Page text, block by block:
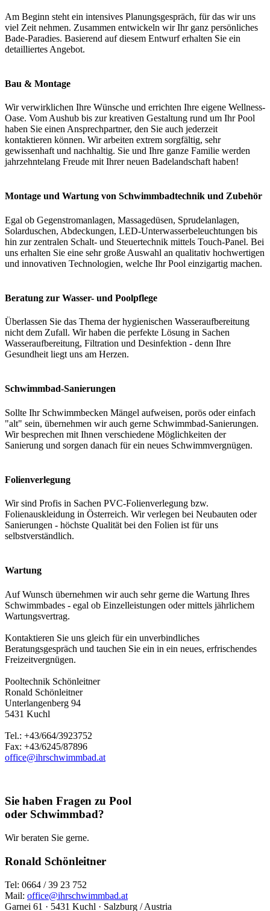
Am Beginn steht ein intensives Planungsgespräch, für das wir uns
viel Zeit nehmen. Zusammen entwickeln wir Ihr ganz persönliches
Bade-Paradies. Basierend auf diesem Entwurf erhalten Sie ein
detailliertes Angebot.
Bau & Montage
Wir verwirklichen Ihre Wünsche und errichten Ihre eigene Wellness-
Oase. Vom Aushub bis zur kreativen Gestaltung rund um Ihr Pool
haben Sie einen Ansprechpartner, den Sie auch jederzeit
kontaktieren können. Wir arbeiten extrem sorgfältig, sehr
gewissenhaft und nachhaltig. Sie und Ihre ganze Familie werden
jahrzehntelang Freude mit Ihrer neuen Badelandschaft haben!
Montage und Wartung von Schwimmbadtechnik und Zubehör
Egal ob Gegenstromanlagen, Massagedüsen, Sprudelanlagen,
Solarduschen, Abdeckungen, LED-Unterwasserbeleuchtungen bis
hin zur zentralen Schalt- und Steuertechnik mittels Touch-Panel. Bei
uns erhalten Sie eine sehr große Auswahl an qualitativ hochwertigen
und innovativen Technologien, welche Ihr Pool einzigartig machen.
Beratung zur Wasser- und Poolpflege
Überlassen Sie das Thema der hygienischen Wasseraufbereitung
nicht dem Zufall. Wir haben die perfekte Lösung in Sachen
Wasseraufbereitung, Filtration und Desinfektion - denn Ihre
Gesundheit liegt uns am Herzen.
Schwimmbad-Sanierungen
Sollte Ihr Schwimmbecken Mängel aufweisen, porös oder einfach
"alt" sein, übernehmen wir auch gerne Schwimmbad-Sanierungen.
Wir besprechen mit Ihnen verschiedene Möglichkeiten der
Sanierung und sorgen danach für ein neues Schwimmvergnügen.
Folienverlegung
Wir sind Profis in Sachen PVC-Folienverlegung bzw.
Folienauskleidung in Österreich. Wir verlegen bei Neubauten oder
Sanierungen - höchste Qualität bei den Folien ist für uns
selbstverständlich.
Wartung
Auf Wunsch übernehmen wir auch sehr gerne die Wartung Ihres
Schwimmbades - egal ob Einzelleistungen oder mittels jährlichem
Wartungsvertrag.
Kontaktieren Sie uns gleich für ein unverbindliches
Beratungsgespräch und tauchen Sie ein in ein neues, erfrischendes
Freizeitvergnügen.
Pooltechnik Schönleitner
Ronald Schönleitner
Unterlangenberg 94
5431 Kuchl
Tel.: +43/664/3923752
Fax: +43/6245/87896
office@ihrschwimmbad.at
Sie haben Fragen zu Pool
oder Schwimmbad?
Wir beraten Sie gerne.
Ronald Schönleitner
Tel: 0664 / 39 23 752
Mail: office@ihrschwimmbad.at
Garnei 61 · 5431 Kuchl · Salzburg / Austria